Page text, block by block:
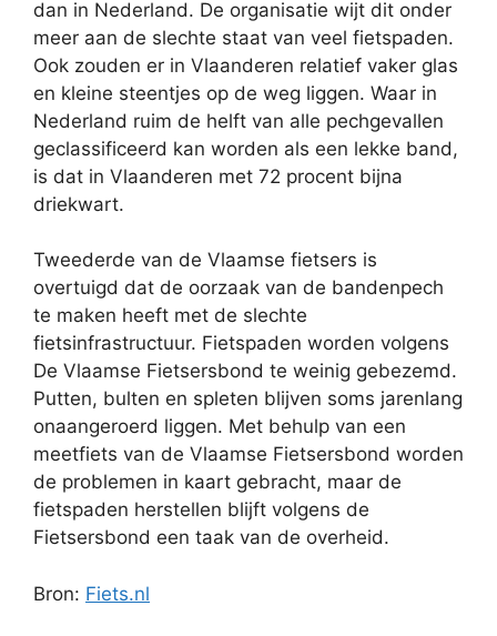
dan in Nederland. De organisatie wijt dit onder
meer aan de slechte staat van veel fietspaden.
Ook zouden er in Vlaanderen relatief vaker glas
en kleine steentjes op de weg liggen. Waar in
Nederland ruim de helft van alle pechgevallen
geclassificeerd kan worden als een lekke band,
is dat in Vlaanderen met 72 procent bijna
driekwart.
Tweederde van de Vlaamse fietsers is
overtuigd dat de oorzaak van de bandenpech
te maken heeft met de slechte
fietsinfrastructuur. Fietspaden worden volgens
De Vlaamse Fietsersbond te weinig gebezemd.
Putten, bulten en spleten blijven soms jarenlang
onaangeroerd liggen. Met behulp van een
meetfiets van de Vlaamse Fietsersbond worden
de problemen in kaart gebracht, maar de
fietspaden herstellen blijft volgens de
Fietsersbond een taak van de overheid.
Bron: Fiets.nl